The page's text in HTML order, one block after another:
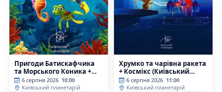
Пригоди Батискафчика
та Морського Коника +
Космікс (Київський
планетарій)
6 серпня 2026 10:00
Київський планетарій
Хрумко та чарівна ракета
+ Космікс (Київський
планетарій)
6 серпня 2026 11:00
Київський планетарій